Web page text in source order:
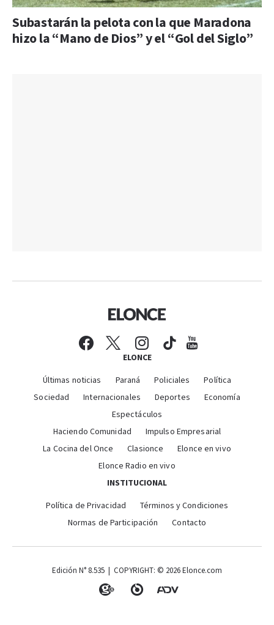
Subastarán la pelota con la que Maradona
hizo la “Mano de Dios” y el “Gol del Siglo”
ELONCE
Últimas noticias Paraná Policiales
Política
Sociedad
Internacionales Deportes
Economía
Espectáculos
Haciendo Comunidad
Impulso Empresarial
La Cocina del Once
Clasionce
Elonce en vivo
Elonce Radio en vivo
INSTITUCIONAL
Política de Privacidad
Términos y Condiciones
Normas de Participación
Contacto
Edición N° 8.535 | COPYRIGHT: © 2026 Elonce.com